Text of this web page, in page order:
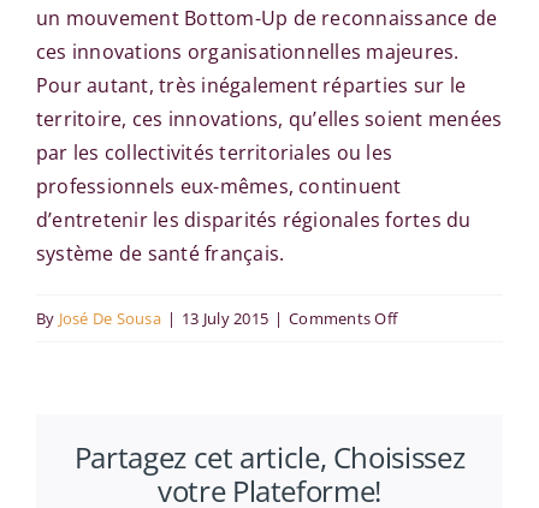
un mouvement Bottom-Up de reconnaissance de
ces innovations organisationnelles majeures.
Pour autant, très inégalement réparties sur le
territoire, ces innovations, qu’elles soient menées
par les collectivités territoriales ou les
professionnels eux-mêmes, continuent
d’entretenir les disparités régionales fortes du
système de santé français.
By José De Sousa | 13 July 2015 | Comments Offon
la
Partagez cet article, Choisissez
votre Plateforme!